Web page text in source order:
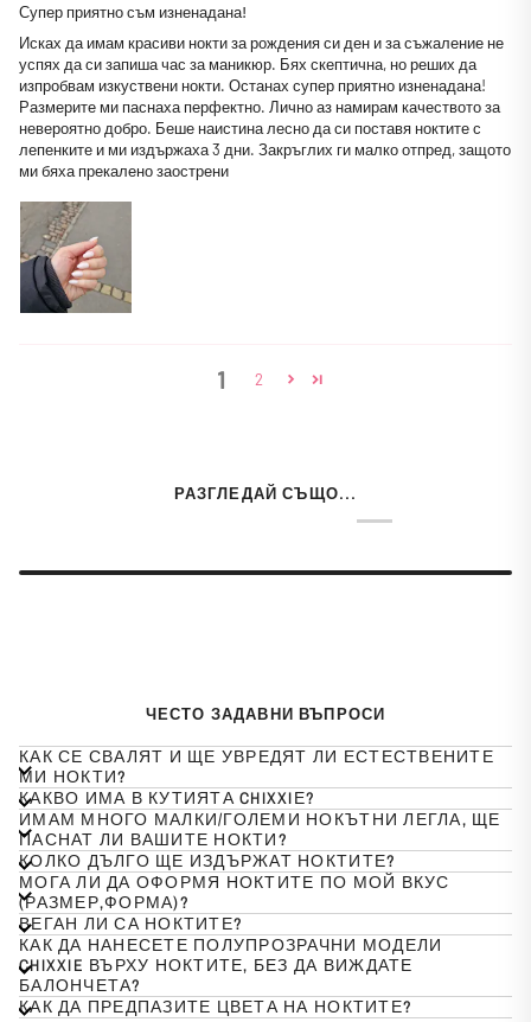
Супер приятно съм изненадана!
Исках да имам красиви нокти за рождения си ден и за съжаление не
успях да си запиша час за маникюр. Бях скептична, но реших да
изпробвам изкуствени нокти. Останах супер приятно изненадана!
Размерите ми паснаха перфектно. Лично аз намирам качеството за
невероятно добро. Беше наистина лесно да си поставя ноктите с
лепенките и ми издържаха 3 дни. Закръглих ги малко отпред, защото
ми бяха прекалено заострени
1 2
РАЗГЛЕДАЙ СЪЩО...
ЧЕСТО ЗАДАВНИ ВЪПРОСИ
КАК СЕ СВАЛЯТ И ЩЕ УВРЕДЯТ ЛИ ЕСТЕСТВЕНИТЕ
МИ НОКТИ?
КАКВО ИМА В КУТИЯТА CHIXXIЕ?
ИМАМ МНОГО МАЛКИ/ГОЛЕМИ НОКЪТНИ ЛЕГЛА, ЩЕ
ПАСНАТ ЛИ ВАШИТЕ НОКТИ?
КОЛКО ДЪЛГО ЩЕ ИЗДЪРЖАТ НОКТИТЕ?
МОГА ЛИ ДА ОФОРМЯ НОКТИТЕ ПО МОЙ ВКУС
(РАЗМЕР,ФОРМА)?
ВЕГАН ЛИ СА НОКТИТЕ?
КАК ДА НАНЕСЕТЕ ПОЛУПРОЗРАЧНИ МОДЕЛИ
CHIXXIE ВЪРХУ НОКТИТЕ, БЕЗ ДА ВИЖДАТЕ
БАЛОНЧЕТА?
КАК ДА ПРЕДПАЗИТЕ ЦВЕТА НА НОКТИТЕ?